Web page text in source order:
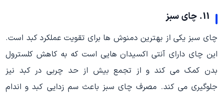
11. چای سبز
چای سبز یکی از بهترین دمنوش ها برای تقویت عملکرد کبد است.
این چای دارای آنتی اکسیدان هایی است که به کاهش کلسترول
بدن کمک می کند و از تجمع بیش از حد چربی در کبد نیز
جلوگیری می کند. مصرف چای سبز باعث سم زدایی کبد و اندام